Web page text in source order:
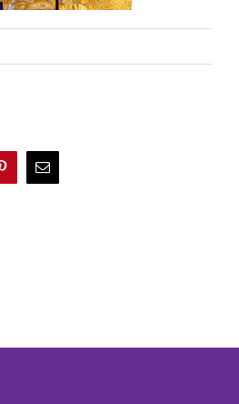
PinterestCorreo
electrónico